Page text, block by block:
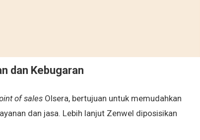
dan Kebugaran
of sales Olsera, bertujuan untuk memudahkan
dan jasa. Lebih lanjut Zenwel diposisikan